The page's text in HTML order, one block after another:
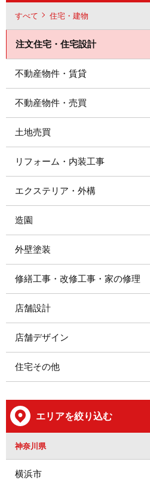
すべて 住宅・建物
注文住宅・住宅設計
不動産物件・賃貸
不動産物件・売買
土地売買
リフォーム・内装工事
エクステリア・外構
造園
外壁塗装
修繕工事・改修工事・家の修理
店舗設計
店舗デザイン
住宅その他
エリアを絞り込む
神奈川県
横浜市